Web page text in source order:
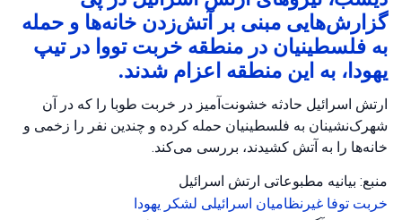
گزارش‌هایی مبنی بر آتش‌زدن خانه‌ها و حمله
به فلسطینیان در منطقه خربت تووا در تیپ
یهودا، به این منطقه اعزام شدند.
ارتش اسرائیل حادثه خشونت‌آمیز در خربت طوبا را که در آن
شهرک‌نشینان به فلسطینیان حمله کرده و چندین نفر را زخمی و
خانه‌ها را به آتش کشیدند، بررسی می‌کند.
منبع: بیانیه مطبوعاتی ارتش اسرائیل
خربت توفا غیرنظامیان اسرائیلی لشکر یهودا